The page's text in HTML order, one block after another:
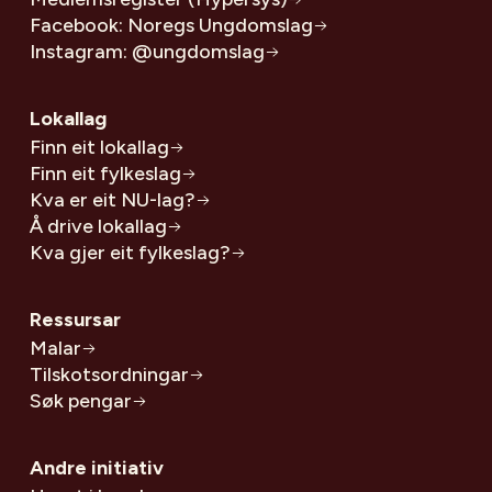
Facebook: Noregs Ungdomslag
Instagram: @ungdomslag
Lokallag
Finn eit lokallag
Finn eit fylkeslag
Kva er eit NU-lag?
Å drive lokallag
Kva gjer eit fylkeslag?
Ressursar
Malar
Tilskotsordningar
Søk pengar
Andre initiativ